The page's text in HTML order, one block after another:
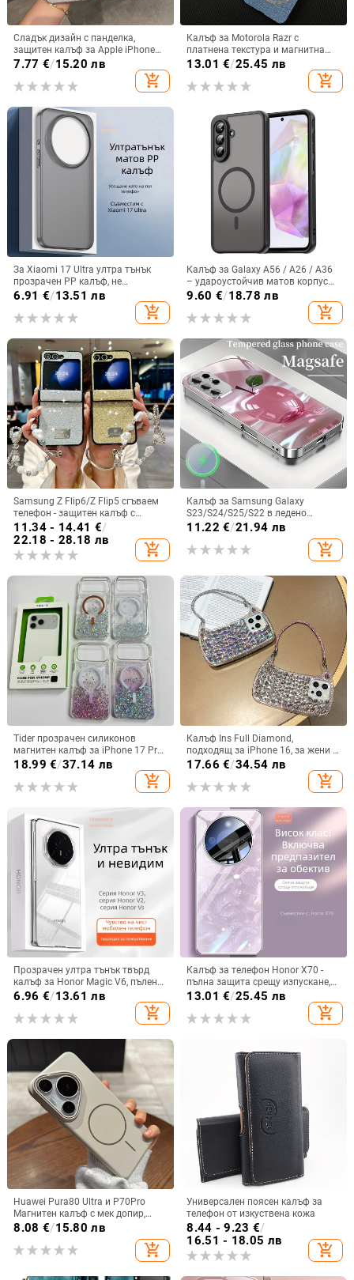
Сладък дизайн с панделка,
защитен калъф за Apple iPhone
11–15 Pro Max, пълен обхват
7.77 €/15.20 лв
add_shopping_cart
Калъф за Motorola Razr с
платнена текстура и магнитна
панта, флип
13.01 €/25.45 лв
add_shopping_cart
За Xiaomi 17 Ultra ултра тънък
прозрачен PP калъф, не
пожълтява, матиран финиш и
6.91 €/13.51 лв
add_shopping_cart
Калъф за Galaxy A56 / A26 / A36
– удароустойчив матов корпус
от PC+TPU с текстура на кожа
9.60 €/18.78 лв
add_shopping_cart
Samsung Z Flip6/Z Flip5 сгъваем
телефон - защитен калъф с
блестяща гривна
11.34 - 14.41 €/
22.18 - 28.18 лв
add_shopping_cart
Калъф за Samsung Galaxy
S23/S24/S25/S22 в ледено
кристално розово със стъклена
повърхност и метално боядисано
покритие
11.22 €/21.94 лв
add_shopping_cart
Tider прозрачен силиконов
магнитен калъф за iPhone 17 Pro
Max, защита срещу падане,
18.99 €/37.14 лв
add_shopping_cart
Калъф Ins Full Diamond,
подходящ за iPhone 16, за жени с
14-инчова личност, огледална
рамка с 13 големи отвора и
електролитно покритие, с
17.66 €/34.54 лв
add_shopping_cart
Прозрачен ултра тънък твърд
калъф за Honor Magic V6, пълен
обхват, защита от падане, за
сгъваем дисплей, с огледална
повърхност
6.96 €/13.61 лв
add_shopping_cart
Калъф за телефон Honor X70 -
пълна защита срещу изпускане,
закалено стъкло, модел Аурора
13.01 €/25.45 лв
add_shopping_cart
Huawei Pura80 Ultra и P70Pro
Магнитен калъф с мек допир,
ултра тънък PC корпус,
8.08 €/15.80 лв
add_shopping_cart
Универсален поясен калъф за
телефон от изкуствена кожа
8.44 - 9.23 €/
16.51 - 18.05 лв
add_shopping_cart